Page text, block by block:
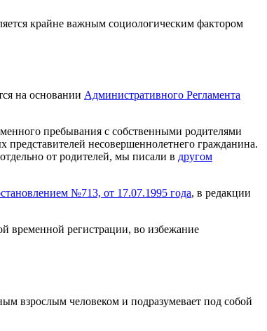
крайне важным социологическим фактором
на основании Административного Регламента
пребывания с собственными родителями
несовершеннолетнего гражданина.
от родителей, мы писали в другом
№713, от 17.07.1995 года, в редакции
временной регистрации, во избежание
взрослым человеком и подразумевает под собой